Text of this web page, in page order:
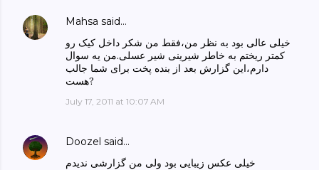
Mahsa said…
خیلی عالی بود به نظر من،فقط من شکر داخل کیک رو
کمتر ریختم به خاطر شیرینی شیر عسلی.من یه سوال
دارم،این گزارش بعد از بنده پخت برای شما جالب
هست?
July 17, 2011 at 10:07 AM
Doozel said…
خیلی عکس زیبایی بود ولی من گزارشی ندیدم